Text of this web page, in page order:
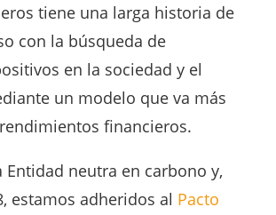
tiene una larga historia de
con la búsqueda de
en la sociedad y el
un modelo que va más
financieros.
Entidad neutra en carbono y,
estamos adheridos al Pacto